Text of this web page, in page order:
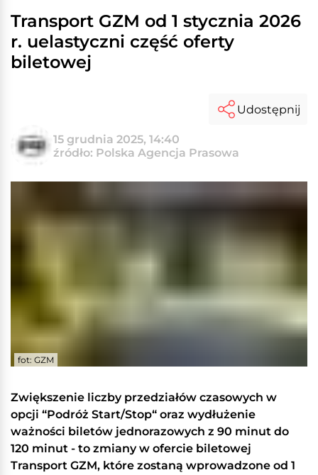
Transport GZM od 1 stycznia 2026
r. uelastyczni część oferty
biletowej
15 grudnia 2025, 14:40
źródło: Polska Agencja Prasowa
Udostępnij
fot: GZM
Zwiększenie liczby przedziałów czasowych w
opcji “Podróż Start/Stop“ oraz wydłużenie
ważności biletów jednorazowych z 90 minut do
120 minut - to zmiany w ofercie biletowej
Transport GZM, które zostaną wprowadzone od 1